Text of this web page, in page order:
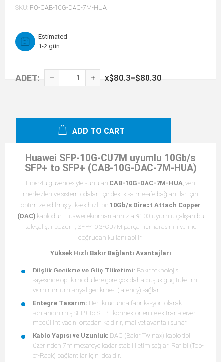
SKU: FO-CAB-10G-DAC-7M-HUA
Estimated
1-2 gün
ADET: x$80.3=$80.30
ADD TO CART
Huawei SFP-10G-CU7M uyumlu 10Gb/s
SFP+ to SFP+ (CAB-10G-DAC-7M-HUA)
Fiber4u güvencesiyle sunulan CAB-10G-DAC-7M-HUA, veri
merkezleri ve sistem odaları içindeki kısa mesafe bağlantılar için
optimize edilmiş yüksek hızlı bir 10Gb/s Direct Attach Copper
(DAC) kablodur. Huawei ekipmanlarınızla %100 uyumlu çalışan bu
tak-çalıştır çözüm, SFP-10G-CU7M parça numarasının yerine
doğrudan kullanılabilir.
Yüksek Hızlı Bakır Bağlantı Avantajları
Düşük Gecikme ve Güç Tüketimi: Bakır teknolojisi
sayesinde optik modüllere göre çok daha düşük güç tüketimi
ve minimum sinyal gecikmesi (latency) sağlar.
Entegre Tasarım: Her iki ucunda fabrikasyon olarak
sonlandırılmış SFP+ to SFP+ konnektörleri ile ek transceiver
modül ihtiyacını ortadan kaldırır, maliyet avantajı sunar.
Kablo Yapısı ve Uzunluk: DAC (Bakır Twinax) kablo tipi
üzerinden 7m mesafeye kadar stabil iletim sağlar. Raf içi (Top-
of-Rack) bağlantılar için idealdir.